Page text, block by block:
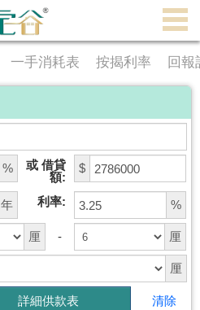
一手消耗表 按揭利率 回報
%
或 借貸
額:
$
年 利率: %
厘 - 厘
厘
清除